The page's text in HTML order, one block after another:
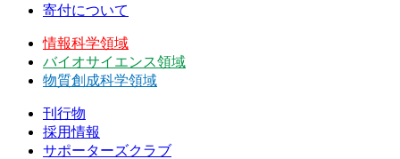
寄付について
情報科学領域
バイオサイエンス領域
物質創成科学領域
刊行物
採用情報
サポーターズクラブ